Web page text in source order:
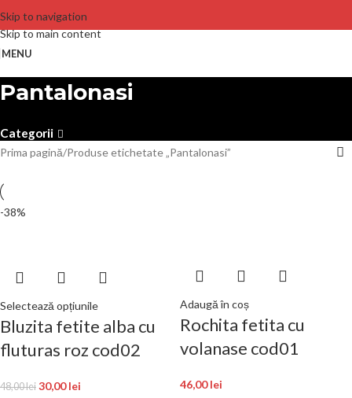
Skip to navigation
Skip to main content
MENU
Pantalonasi
Categorii
Prima pagină Produse etichetate „Pantalonasi”
-38%
Selectează opțiunile
Bluzita fetite alba cu
fluturas roz cod02
48,00lei 30,00lei
Adaugă în coș
Rochita fetita cu
volanase cod01
46,00lei